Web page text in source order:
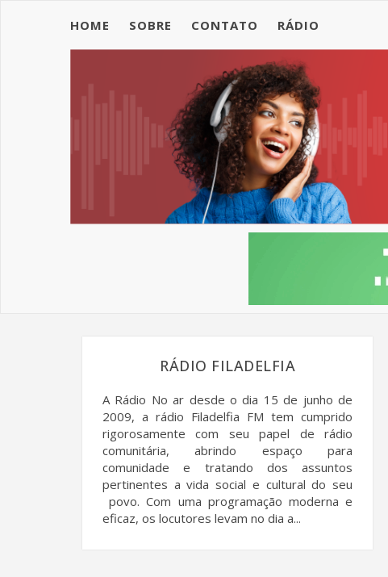
HOME SOBRE CONTATO RÁDIO
RÁDIO FILADELFIA
A Rádio No ar desde o dia 15 de junho de
2009, a rádio Filadelfia FM tem cumprido
rigorosamente com seu papel de rádio
comunitária, abrindo espaço para
comunidade e tratando dos assuntos
pertinentes a vida social e cultural do seu
povo. Com uma programação moderna e
eficaz, os locutores levam no dia a...